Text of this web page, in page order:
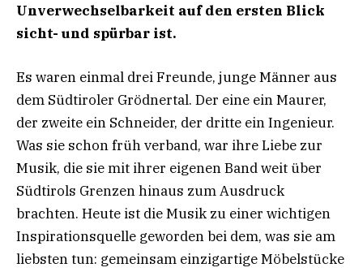
Unverwechselbarkeit auf den ersten Blick
sicht- und spürbar ist.
Es waren einmal drei Freunde, junge Männer aus
dem Südtiroler Grödnertal. Der eine ein Maurer,
der zweite ein Schneider, der dritte ein Ingenieur.
Was sie schon früh verband, war ihre Liebe zur
Musik, die sie mit ihrer eigenen Band weit über
Südtirols Grenzen hinaus zum Ausdruck
brachten. Heute ist die Musik zu einer wichtigen
Inspirationsquelle geworden bei dem, was sie am
liebsten tun: gemeinsam einzigartige Möbelstücke